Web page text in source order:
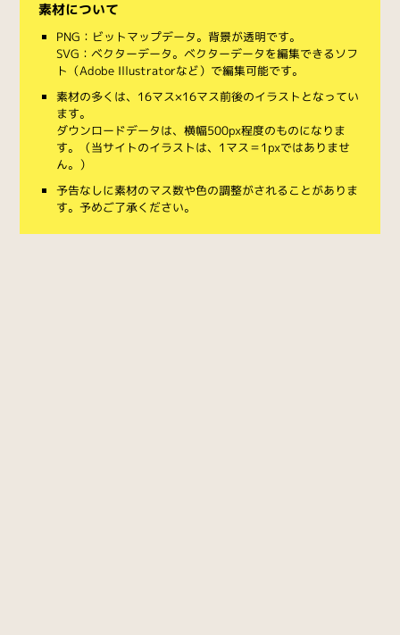
素材について
PNG：ビットマップデータ。背景が透明です。
SVG：ベクターデータ。ベクターデータを編集できるソフ
ト（Adobe Illustratorなど）で編集可能です。
素材の多くは、16マス×16マス前後のイラストとなってい
ます。
ダウンロードデータは、横幅500px程度のものになりま
す。（当サイトのイラストは、1マス＝1pxではありませ
ん。）
予告なしに素材のマス数や色の調整がされることがありま
す。予めご了承ください。